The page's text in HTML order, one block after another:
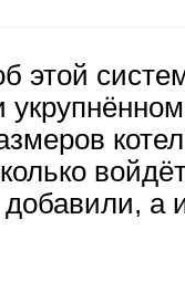
этой
а